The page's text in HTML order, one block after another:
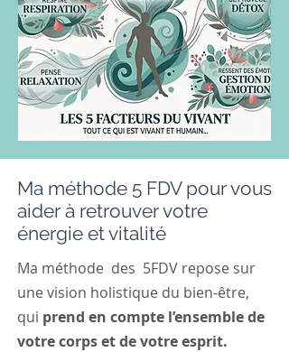
Ma méthode 5 FDV pour vous
aider à retrouver votre
énergie et vitalité
Ma méthode des 5FDV repose sur
une vision holistique du bien-être,
qui prend en compte l’ensemble de
votre corps et de votre esprit.